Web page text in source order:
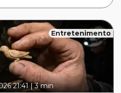
Entretenimento
21:41 |3 min